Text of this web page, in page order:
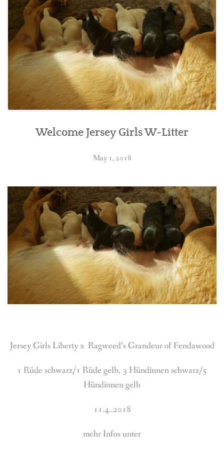
BREEDING
CONTACT
Welcome Jersey Girls W-Litter
May 1, 2018
Jersey Girls Liberty x Ragweed’s Grandeur of Fendawood
1 Rüde schwarz/1 Rüde gelb, 3 Hündinnen schwarz/5
Hündinnen gelb
11.4..2018
mehr Infos unter